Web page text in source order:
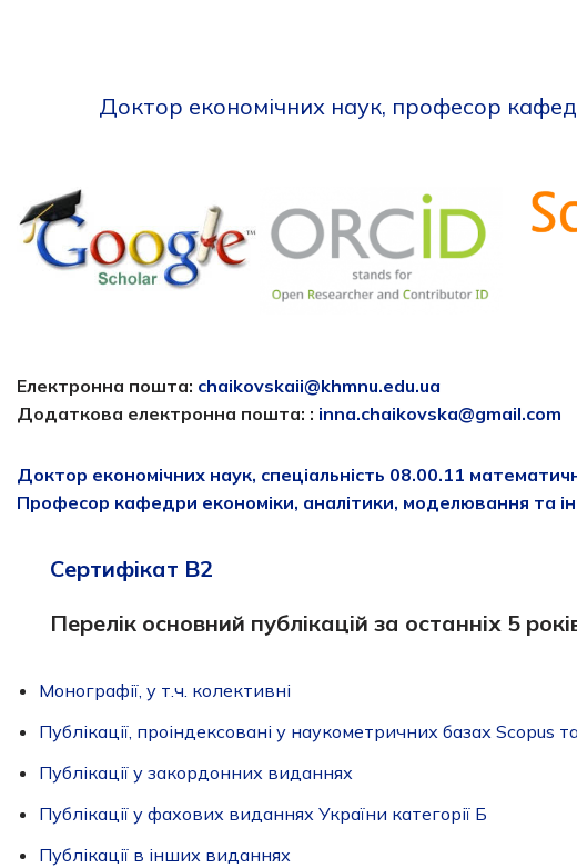
Доктор економічних наук, професор
Електронна пошта: chaikovskaii@khmnu.edu.ua
Додаткова електронна пошта: : inna.chaikovska@gmail.com
Доктор економічних наук, спеціальність 08.00.11
Професор кафедри економіки, аналітики, моделювання та
Сертифікат В2
Перелік основний публікацій за останніх 5
Монографії, у т.ч. колективні
Публікації, проіндексовані у наукометричних базах Scopus
Публікації у закордонних виданнях
Публікації у фахових виданнях України категорії Б
Публікації в інших виданнях